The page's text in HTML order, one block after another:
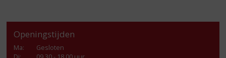
Openingstijden
Ma:
Gesloten